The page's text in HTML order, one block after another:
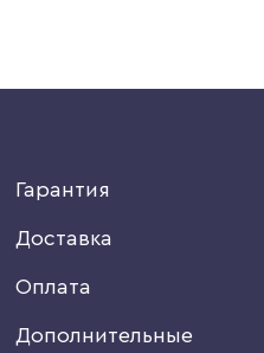
Гарантия
Доставка
Оплата
Дополнительные